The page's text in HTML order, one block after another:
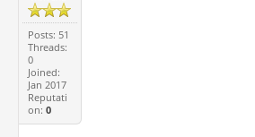
Posts: 51
Threads:
0
Joined:
Jan 2017
Reputati
on:0